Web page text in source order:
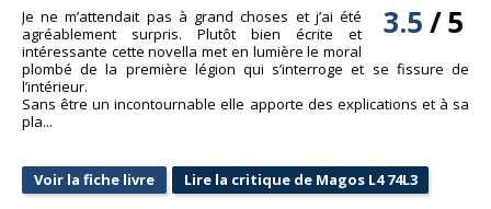
3.5/5
Je ne m’attendait pas à grand choses et j’ai été
agréablement surpris. Plutôt bien écrite et
intéressante cette novella met en lumière le moral
plombé de la première légion qui s’interroge et se fissure de
l’intérieur.
Sans être un incontournable elle apporte des explications et à sa
pla...
Voir la fiche livre Lire la critique de Magos L4 74L3